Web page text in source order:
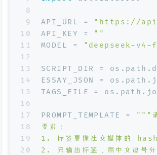
8
9
10
11
12
13
14
15
16
17
18
19
20
API_URL = "https://
API_KEY = ""
MODEL =
"deepseek-v4-
SCRIPT_DIR =
ESSAY_JSON =
TAGS_FILE =
PROMPT_TEMPLATE =
"""请
要求：
1. 标签要像社交媒体的
2. 只输出标签，用中文逗号